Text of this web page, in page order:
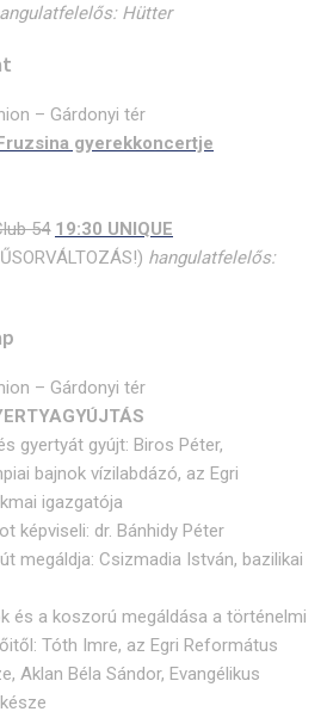
Hütter
– Gárdonyi tér
gyerekkoncertje
54 19:30 UNIQUE
hangulatfelelős:
– Gárdonyi tér
gyertyát gyújt: Biros Péter,
bajnok vízilabdázó, az Egri
igazgatója
képviseli: dr. Bánhidy Péter
megáldja: Csizmadia István, bazilikai
és a koszorú megáldása a történelmi
Tóth Imre, az Egri Református
Aklan Béla Sándor, Evangélikus